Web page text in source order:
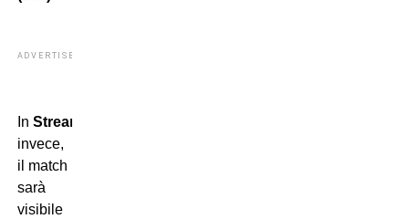
ADVERTISEMENT
In Streaming
invece,
il match
sarà
visibile